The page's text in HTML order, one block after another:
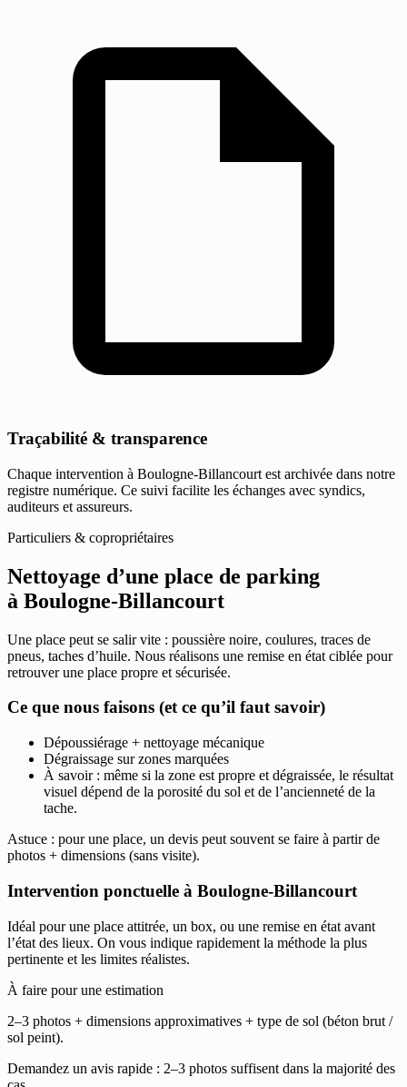
Traçabilité & transparence
Chaque intervention à Boulogne-Billancourt est archivée dans notre
registre numérique. Ce suivi facilite les échanges avec syndics,
auditeurs et assureurs.
Particuliers & copropriétaires
Nettoyage d’une place de parking
à Boulogne-Billancourt
Une place peut se salir vite : poussière noire, coulures, traces de
pneus, taches d’huile. Nous réalisons une remise en état ciblée pour
retrouver une place propre et sécurisée.
Ce que nous faisons (et ce qu’il faut savoir)
Dépoussiérage + nettoyage mécanique
Dégraissage sur zones marquées
À savoir : même si la zone est propre et dégraissée, le résultat
visuel dépend de la porosité du sol et de l’ancienneté de la
tache.
Astuce : pour une place, un devis peut souvent se faire à partir de
photos + dimensions (sans visite).
Intervention ponctuelle à Boulogne-Billancourt
Idéal pour une place attitrée, un box, ou une remise en état avant
l’état des lieux. On vous indique rapidement la méthode la plus
pertinente et les limites réalistes.
À faire pour une estimation
2–3 photos + dimensions approximatives + type de sol (béton brut /
sol peint).
Demandez un avis rapide : 2–3 photos suffisent dans la majorité des